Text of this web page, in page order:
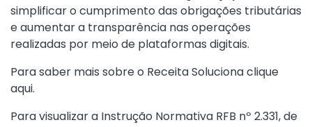
simplificar o cumprimento das obrigações tributárias
e aumentar a transparência nas operações
realizadas por meio de plataformas digitais.
Para saber mais sobre o Receita Solucionaclique
aqui.
Para visualizar a Instrução Normativa RFB nº 2.331, de